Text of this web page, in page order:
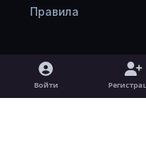
Правила
Light ModeDark ModeSystem
Войти